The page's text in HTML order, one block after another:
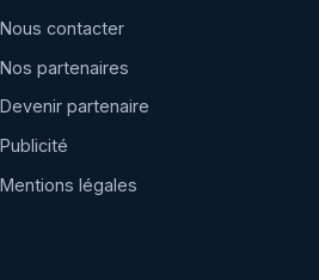
Nous contacter
Nos partenaires
Devenir partenaire
Publicité
Mentions légales